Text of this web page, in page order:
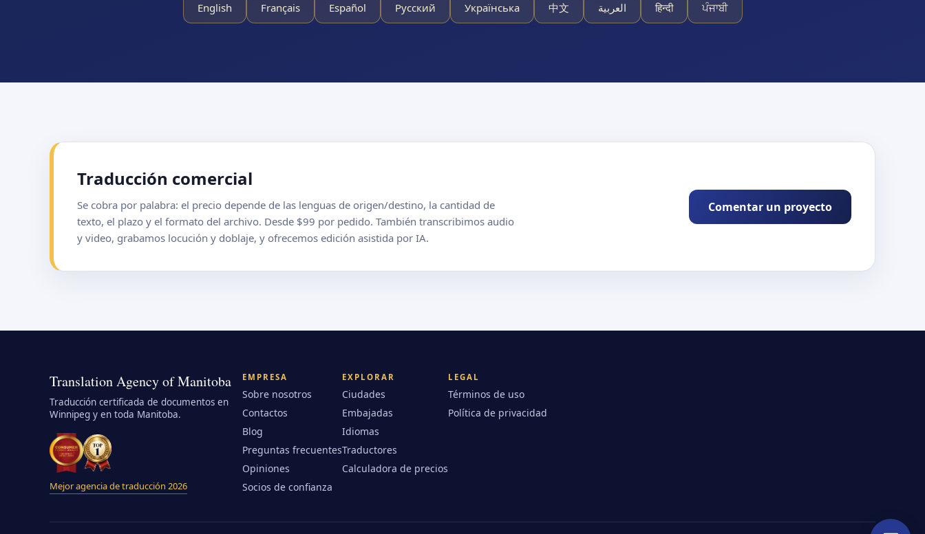
English Français Español Русский Українська 中文 العربية हिन्दी ਪੰਜਾਬੀ
Traducción comercial
Se cobra por palabra: el precio depende de las lenguas de origen/destino, la cantidad de
texto, el plazo y el formato del archivo. Desde $99 por pedido. También transcribimos audio
y video, grabamos locución y doblaje, y ofrecemos edición asistida por IA.
Comentar un proyecto
Translation Agency of Manitoba
Traducción certificada de documentos en
Winnipeg y en toda Manitoba.
Mejor agencia de traducción 2026
EMPRESA
Sobre nosotros
Contactos
Blog
Preguntas frecuentes
Opiniones
Socios de confianza
EXPLORAR
Ciudades
Embajadas
Idiomas
Traductores
Calculadora de precios
LEGAL
Términos de uso
Política de privacidad